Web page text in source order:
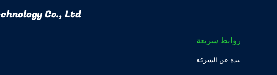
Co., Ltd.
روابط سريعة
نبذة عن الشركة